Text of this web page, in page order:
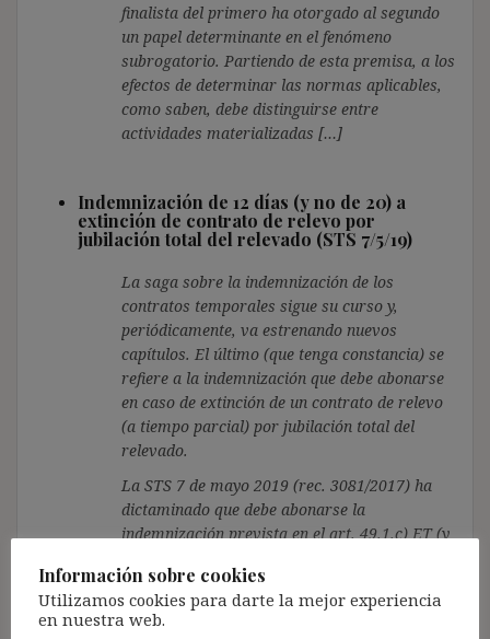
finalista del primero ha otorgado al segundo
un papel determinante en el fenómeno
subrogatorio. Partiendo de esta premisa, a los
efectos de determinar las normas aplicables,
como saben, debe distinguirse entre
actividades materializadas […]
Indemnización de 12 días (y no de 20) a
extinción de contrato de relevo por
jubilación total del relevado (STS 7/5/19)
La saga sobre la indemnización de los
contratos temporales sigue su curso y,
periódicamente, va estrenando nuevos
capítulos. El último (que tenga constancia) se
refiere a la indemnización que debe abonarse
en caso de extinción de un contrato de relevo
(a tiempo parcial) por jubilación total del
relevado.
La STS 7 de mayo 2019 (rec. 3081/2017) ha
dictaminado que debe abonarse la
indemnización prevista en el art. 49.1.c) ET (y
Improcedencia e indemnización:
Información sobre cookies
Utilizamos cookies para darte la mejor experiencia
en nuestra web.